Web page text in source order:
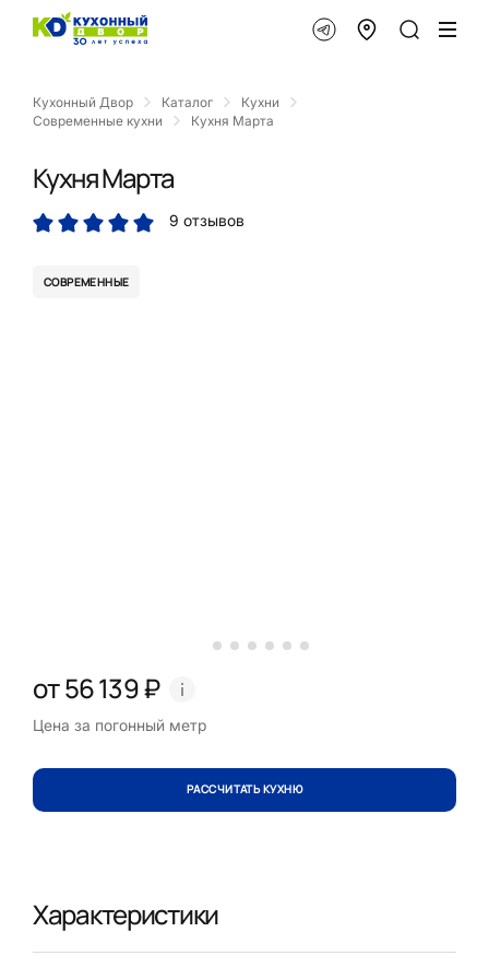
Кухонный Двор Каталог
Кухни
Современные кухни
Кухня Марта
Кухня Марта
9 отзывов
СОВРЕМЕННЫЕ
от 56 139 ₽
Цена за погонный метр
РАССЧИТАТЬ КУХНЮ
Характеристики